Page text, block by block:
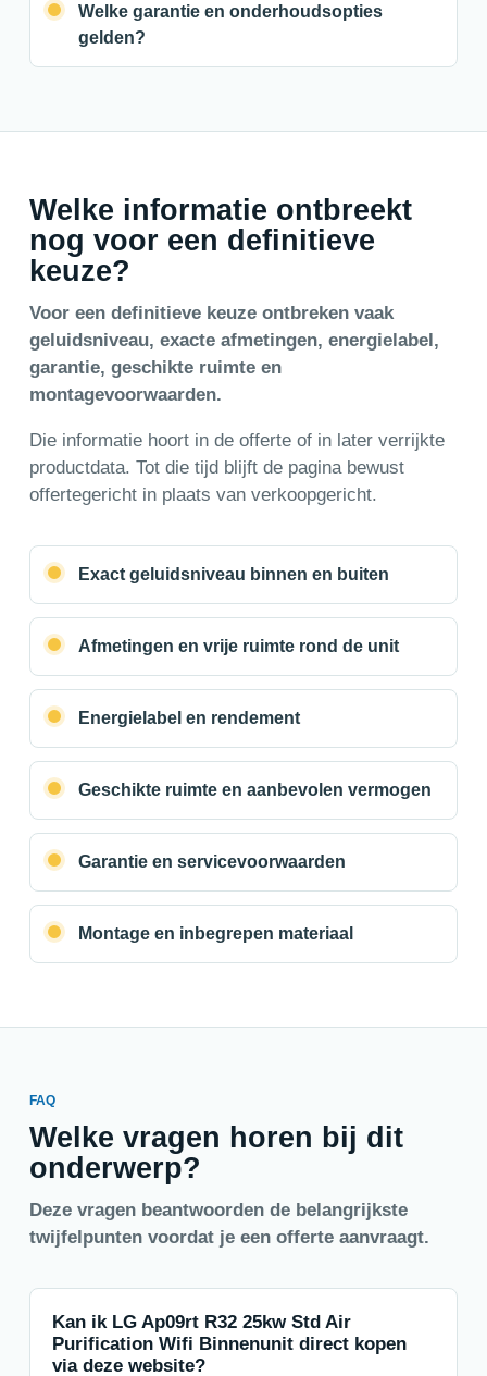
Welke garantie en onderhoudsopties
gelden?
Welke informatie ontbreekt
nog voor een definitieve
keuze?
Voor een definitieve keuze ontbreken vaak
geluidsniveau, exacte afmetingen, energielabel,
garantie, geschikte ruimte en
montagevoorwaarden.
Die informatie hoort in de offerte of in later verrijkte
productdata. Tot die tijd blijft de pagina bewust
offertegericht in plaats van verkoopgericht.
Exact geluidsniveau binnen en buiten
Afmetingen en vrije ruimte rond de unit
Energielabel en rendement
Geschikte ruimte en aanbevolen vermogen
Garantie en servicevoorwaarden
Montage en inbegrepen materiaal
FAQ
Welke vragen horen bij dit
onderwerp?
Deze vragen beantwoorden de belangrijkste
twijfelpunten voordat je een offerte aanvraagt.
Kan ik LG Ap09rt R32 25kw Std Air
Purification Wifi Binnenunit direct kopen
via deze website?